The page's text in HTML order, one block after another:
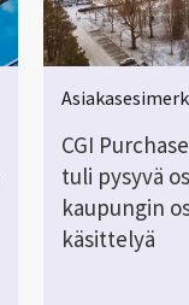
CGI
tuli pysyvä
kaupungin
käsittelyä